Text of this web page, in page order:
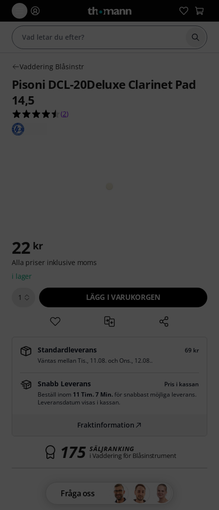
Börja
Vaddering Blåsinstr
Pisoni DCL-20Deluxe Clarinet Pad
14,5
4.5 av 5 stjärnor från 2 kundbetyg
(2)
22 kr
Alla priser inklusive moms
i lager
1 LÄGG I VARUKORGEN
Standardleverans
69 kr
Väntas mellanTis., 11.08. och Ons., 12.08..
Snabb Leverans
Pris i kassan
Beställ inom 11 Tim. 7 Min.för snabbast möjliga leverans.
Leveransdatum visas i kassan.
Fraktinformation
175 SÄLJRANKING
i Vaddering för Blåsinstrument
Fråga oss